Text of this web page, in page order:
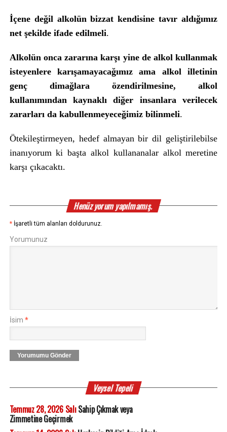
İçene değil alkolün bizzat kendisine tavır aldığımız
net şekilde ifade edilmeli.
Alkolün onca zararına karşı yine de alkol kullanmak
isteyenlere karışamayacağımız ama alkol illetinin
genç dimağlara özendirilmesine, alkol
kullanımından kaynaklı diğer insanlara verilecek
zararları da kabullenmeyeceğimiz bilinmeli.
Ötekileştirmeyen, hedef almayan bir dil geliştirilebilse
inanıyorum ki başta alkol kullananalar alkol meretine
karşı çıkacaktı.
Henüz yorum yapılmamış.
* İşaretli tüm alanları doldurunuz.
Yorumunuz
İsim *
Yorumumu Gönder
Veysel Tepeli
Temmuz 28, 2026 SalıSahip Çıkmak veya
Zimmetine Geçirmek